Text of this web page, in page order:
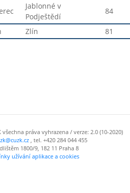
Jablonné v
Podještědí
84
Zlín 81
práva vyhrazena / verze: 2.0 (10-2020)
, tel. +420 284 044 455
1800/9, 182 11 Praha 8
užívání aplikace a cookies